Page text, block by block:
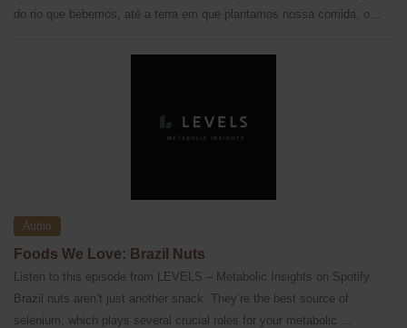
do rio que bebemos, até a terra em que plantamos nossa comida, o...
Áudio
Foods We Love: Brazil Nuts
Listen to this episode from LEVELS – Metabolic Insights on Spotify.
Brazil nuts aren’t just another snack. They’re the best source of
selenium, which plays several crucial roles for your metabolic ...